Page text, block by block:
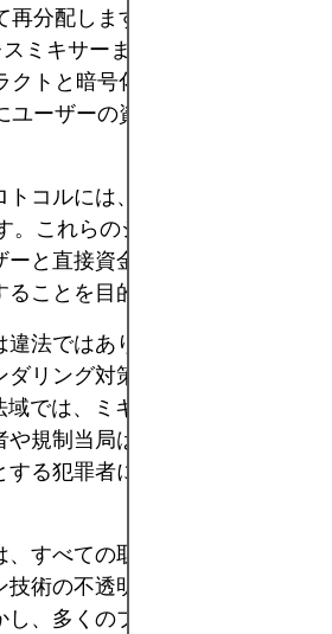
分配します。
スミキサーまたはピアツーピアミ
クトと暗号化プロトコルを使用
ユーザーの資金を単一の当事者
トコルには、CoinJoin、
これらのシステムは、ユーザ
と直接資金をミックスできる
ことを目的としています。
法ではありませんが、規制は
リング対策（AML）および顧
では、ミキサーの使用はしば
規制当局は、これらのサービ
る犯罪者に悪用される可能性
すべての取引が公開台帳上で
術の不透明な世界におけるプ
、多くのプライバシー強化技